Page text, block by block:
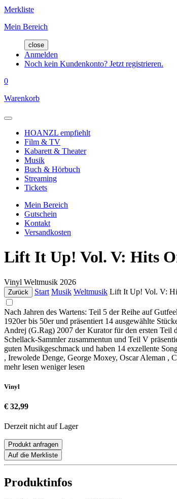
Merkliste
Mein Bereich
close
Anmelden
Noch kein Kundenkonto? Jetzt registrieren.
0
Warenkorb
HOANZL empfiehlt
Film & TV
Kabarett & Theater
Musik
Buch & Hörbuch
Streaming
Tickets
Mein Bereich
Gutschein
Kontakt
Versandkosten
Lift It Up! Vol. V: Hits
Vinyl Weltmusik 2026
Zurück Start Musik Weltmusik Lift It Up! Vol. V:
Nach Jahren des Wartens: Teil 5 der Reihe auf
1920er bis 50er und präsentiert 14 ausgewählte
Andrej (G.Rag) 2007 der Kurator für den ersten Teil
Schellack-Sammler zusammentun und Teil V
guten Musikgeschmack und haben 14 exzellente
, Irewolede Denge, George Moxey, Oscar Aleman ,
mehr lesen weniger lesen
Vinyl
€ 32,99
Derzeit nicht auf Lager
Produkt anfragen
Auf die Merkliste
Produktinfos